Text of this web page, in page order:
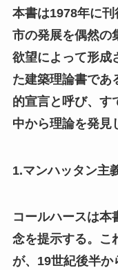
本書は1978年に
市の発展を偶然の
欲望によって形成
た建築理論書であ
的宣言と呼び、す
中から理論を発見
1.マンハッタン主
コールハースは本
念を提示する。こ
が、19世紀後半